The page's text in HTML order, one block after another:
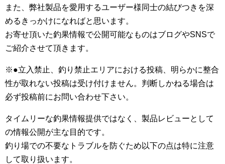
また、弊社製品を愛用するユーザー様同士の結びつきを深
めるきっかけになればと思います。
お寄せ頂いた釣果情報で公開可能なものはブログやSNSで
ご紹介させて頂きます。
※●立入禁止、釣り禁止エリアにおける投稿、明らかに整合
性が取れない投稿は受け付けません。判断しかねる場合は
必ず投稿前にお問い合わせ下さい。
タイムリーな釣果情報提供ではなく、製品レビューとして
の情報公開が主な目的です。
釣り場での不要なトラブルを防ぐため以下の点は特に注意
して取り扱います。